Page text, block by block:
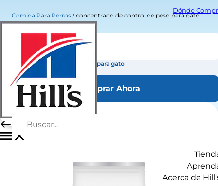
Dónde
Acerca de
Comida Para Perros concentrado de control de peso para gato
concentrado de control de peso para gato
Comprar Ahora